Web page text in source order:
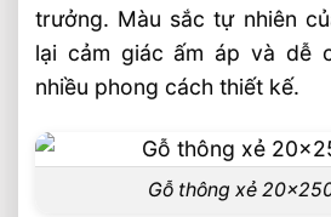
trưởng. Màu sắc tự nhiên
lại cảm giác ấm áp và dễ
nhiều phong cách thiết kế.
Gỗ thông xẻ